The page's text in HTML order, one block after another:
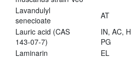
Lavandulyl
senecioate
AT
Lauric acid (CAS
143-07-7)
IN, AC,
PG
Laminarin
EL